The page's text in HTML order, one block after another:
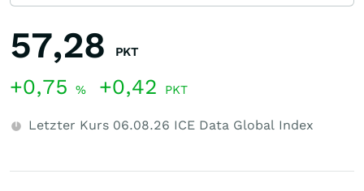
57,28 PKT
+0,75 % +0,42 PKT
Letzter Kurs 06.08.26 ICE Data Global Index